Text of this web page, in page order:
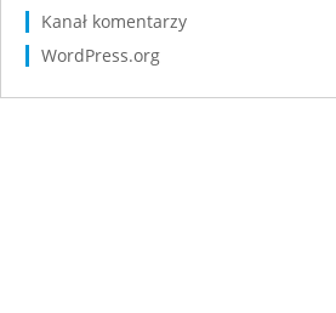
Kanał komentarzy
WordPress.org